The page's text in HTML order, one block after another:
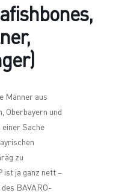
Männer aus
Oberbayern und
einer Sache
zu
ist ja ganz nett –
BAVARO-